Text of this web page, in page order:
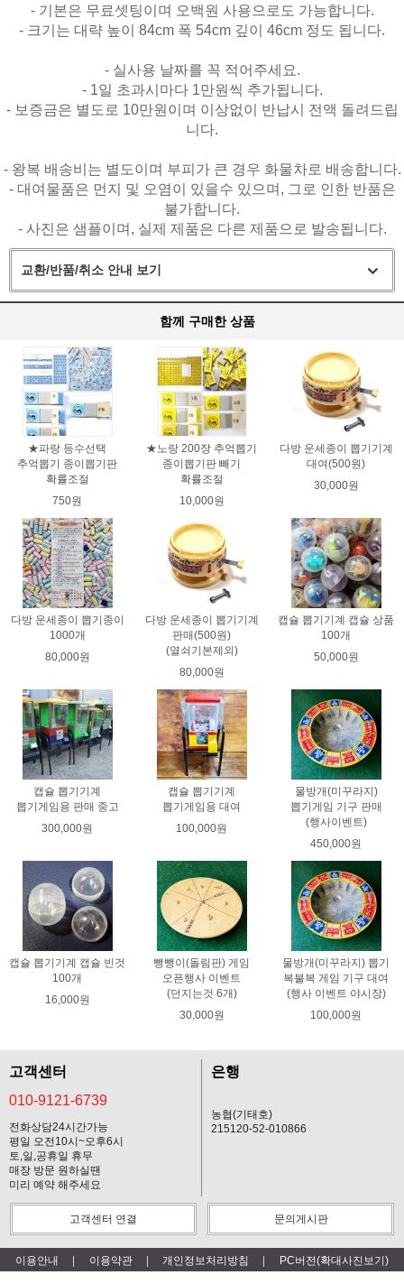
- 기본은 무료셋팅이며 오백원 사용으로도 가능합니다.
- 크기는 대략 높이 84cm 폭 54cm 깊이 46cm 정도 됩니다.
- 실사용 날짜를 꼭 적어주세요.
- 1일 초과시마다 1만원씩 추가됩니다.
- 보증금은 별도로 10만원이며 이상없이 반납시 전액 돌려드립
니다.
- 왕복 배송비는 별도이며 부피가 큰 경우 화물차로 배송합니다.
- 대여물품은 먼지 및 오염이 있을수 있으며, 그로 인한 반품은
불가합니다.
- 사진은 샘플이며, 실제 제품은 다른 제품으로 발송됩니다.
교환/반품/취소 안내 보기
함께 구매한 상품
★파랑 등수선택
추억뽑기 종이뽑기판
확률조절
750원
★노랑 200장 추억뽑기
종이뽑기판 빼기
확률조절
10,000원
다방 운세종이 뽑기기계
대여(500원)
30,000원
다방 운세종이 뽑기종이
1000개
80,000원
다방 운세종이 뽑기기계
판매(500원)
(열쇠기본제외)
80,000원
캡슐 뽑기기계 캡슐 상품
100개
50,000원
캡슐 뽑기기계
뽑기게임용 판매 중고
300,000원
캡슐 뽑기기계
뽑기게임용 대여
100,000원
물방개(미꾸라지)
뽑기게임 기구 판매
(행사이벤트)
450,000원
캡슐 뽑기기계 캡슐 빈것
100개
16,000원
뺑뺑이(돌림판) 게임
오픈행사 이벤트
(던지는것 6개)
30,000원
물방개(미꾸라지) 뽑기
복불복 게임 기구 대여
(행사 이벤트 야시장)
100,000원
고객센터
010-9121-6739
전화상담24시간가능
평일 오전10시~오후6시
토,일,공휴일 휴무
매장 방문 원하실땐
미리 예약 해주세요
은행
농협(기태호)
215120-52-010866
고객센터 연결 문의게시판
이용안내 이용약관 개인정보처리방침 PC버전(확대사진보기)